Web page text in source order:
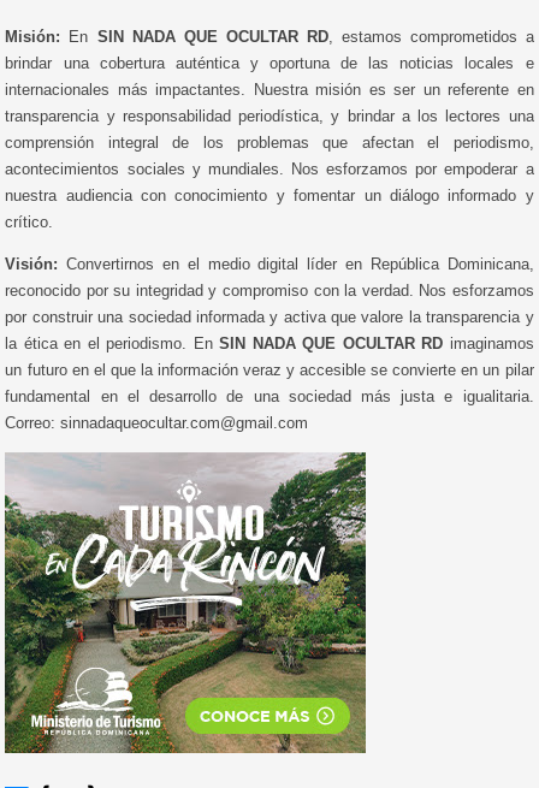
Misión: En SIN NADA QUE OCULTAR RD, estamos comprometidos a
brindar una cobertura auténtica y oportuna de las noticias locales e
internacionales más impactantes. Nuestra misión es ser un referente en
transparencia y responsabilidad periodística, y brindar a los lectores una
comprensión integral de los problemas que afectan el periodismo,
acontecimientos sociales y mundiales. Nos esforzamos por empoderar a
nuestra audiencia con conocimiento y fomentar un diálogo informado y
crítico.
Visión: Convertirnos en el medio digital líder en República Dominicana,
reconocido por su integridad y compromiso con la verdad. Nos esforzamos
por construir una sociedad informada y activa que valore la transparencia y
la ética en el periodismo. EnSIN NADA QUE OCULTAR RD imaginamos
un futuro en el que la información veraz y accesible se convierte en un pilar
fundamental en el desarrollo de una sociedad más justa e igualitaria.
Correo: sinnadaqueocultar.com@gmail.com